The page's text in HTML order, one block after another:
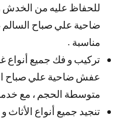
للحفاظ عليه من
ضاحية علي صباح السالم
مناسبة .
تركيب و فك جميع أنواع
عفش ضاحية علي صباح
متوسطة الحجم ، مع
تنجيد جميع أنواع الأثاث